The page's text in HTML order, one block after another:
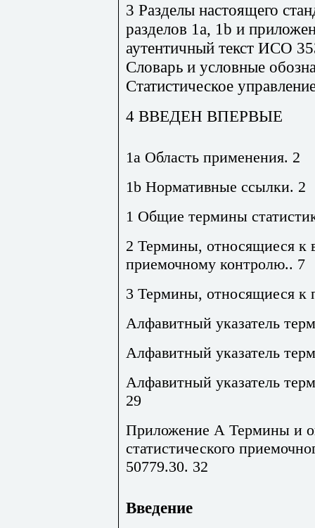
3 Разделы настоящего
разделов 1a, 1b и
аутентичный текст ИСО
Словарь и условные
Статистическое
4 ВВЕДЕН ВПЕРВЫЕ
1a Область применения. 2
1b Нормативные ссылки. 2
1 Общие термины
2 Термины, относящиеся к
приемочному контролю.. 7
3 Термины, относящиеся к
Алфавитный указатель
Алфавитный указатель
Алфавитный указатель
29
Приложение А Термины и
статистического
50779.30. 32
Введение